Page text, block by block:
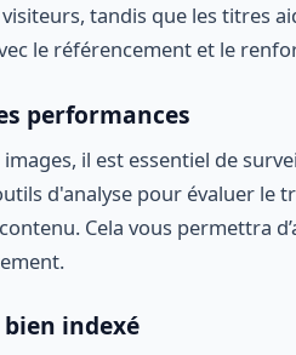
tandis que les titres
le référencement et le
performances
il est essentiel de
d'analyse pour évaluer
Cela vous permettra
bien indexé